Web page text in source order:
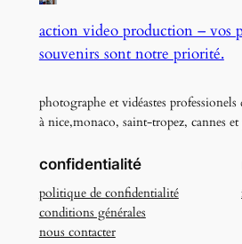
action video production – vos
souvenirs sont notre priorité.
photographe et vidéastes professionels
à nice,monaco, saint-tropez, cannes et
confidentialité
politique de confidentialité
conditions générales
nous contacter